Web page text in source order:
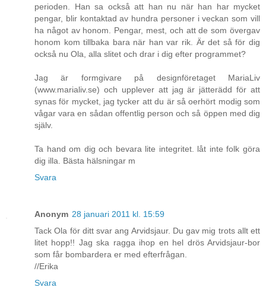
perioden. Han sa också att han nu när han har mycket
pengar, blir kontaktad av hundra personer i veckan som vill
ha något av honom. Pengar, mest, och att de som övergav
honom kom tillbaka bara när han var rik. Är det så för dig
också nu Ola, alla slitet och drar i dig efter programmet?
Jag är formgivare på designföretaget MariaLiv
(www.marialiv.se) och upplever att jag är jätterädd för att
synas för mycket, jag tycker att du är så oerhört modig som
vågar vara en sådan offentlig person och så öppen med dig
själv.
Ta hand om dig och bevara lite integritet. låt inte folk göra
dig illa. Bästa hälsningar m
Svara
Anonym 28 januari 2011 kl. 15:59
Tack Ola för ditt svar ang Arvidsjaur. Du gav mig trots allt ett
litet hopp!! Jag ska ragga ihop en hel drös Arvidsjaur-bor
som får bombardera er med efterfrågan.
//Erika
Svara